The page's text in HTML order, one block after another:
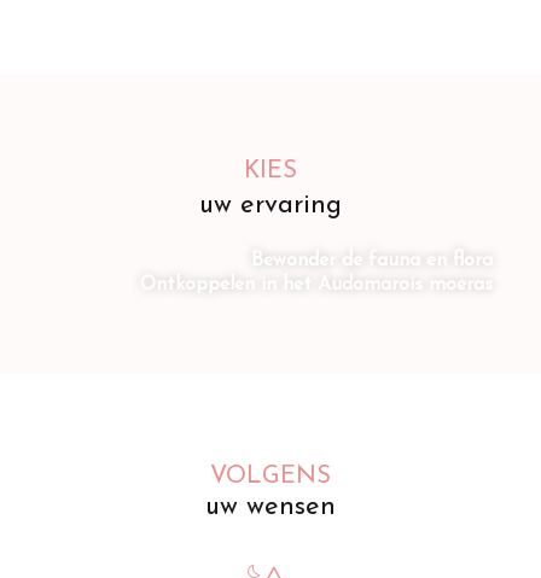
KIES
uw ervaring
Bewonder de fauna en flora
Ontkoppelen in het Audomarois moeras
VOLGENS
uw wensen